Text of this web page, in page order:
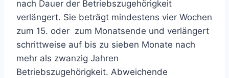
nach Dauer der Betriebszugehörigkeit
verlängert. Sie beträgt mindestens vier Wochen
zum 15. oder zum Monatsende und verlängert
schrittweise auf bis zu sieben Monate nach
mehr als zwanzig Jahren
Betriebszugehörigkeit. Abweichende